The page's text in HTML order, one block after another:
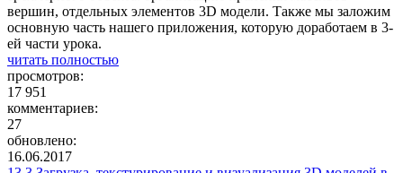
вершин, отдельных элементов 3D модели. Также мы заложим
основную часть нашего приложения, которую доработаем в 3-
ей части урока.
читать полностью
просмотров:
17 951
комментариев:
27
обновлено:
16.06.2017